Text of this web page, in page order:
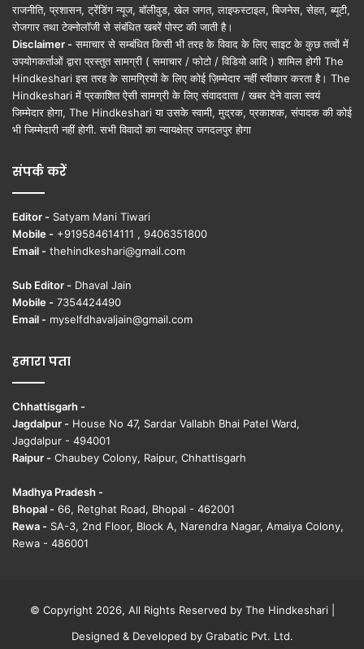
राजनीति, प्रशासन, ट्रेंडिंग न्यूज, बॉलीवुड, खेल जगत, लाइफस्टाइल, बिजनेस, सेहत, ब्यूटी,
रोजगार तथा टेक्नोलॉजी से संबंधित खबरें पोस्ट की जाती है।
Disclaimer - समाचार से सम्बंधित किसी भी तरह के विवाद के लिए साइट के कुछ तत्वों में
उपयोगकर्ताओं द्वारा प्रस्तुत सामग्री ( समाचार / फोटो / विडियो आदि ) शामिल होगी The
Hindkeshari इस तरह के सामग्रियों के लिए कोई ज़िम्मेदार नहीं स्वीकार करता है। The
Hindkeshari में प्रकाशित ऐसी सामग्री के लिए संवाददाता / खबर देने वाला स्वयं
जिम्मेदार होगा, The Hindkeshari या उसके स्वामी, मुद्रक, प्रकाशक, संपादक की कोई
भी जिम्मेदारी नहीं होगी. सभी विवादों का न्यायक्षेत्र जगदलपुर होगा
संपर्क करें
Editor - Satyam Mani Tiwari
Mobile - +919584614111 , 9406351800
Email - thehindkeshari@gmail.com
Sub Editor - Dhaval Jain
Mobile - 7354424490
Email - myselfdhavaljain@gmail.com
हमारा पता
Chhattisgarh -
Jagdalpur - House No 47, Sardar Vallabh Bhai Patel Ward,
Jagdalpur - 494001
Raipur - Chaubey Colony, Raipur, Chhattisgarh
Madhya Pradesh -
Bhopal - 66, Retghat Road, Bhopal - 462001
Rewa - SA-3, 2nd Floor, Block A, Narendra Nagar, Amaiya Colony,
Rewa - 486001
© Copyright 2026, All Rights Reserved by The Hindkeshari |
Designed & Developed by Grabatic Pvt. Ltd.